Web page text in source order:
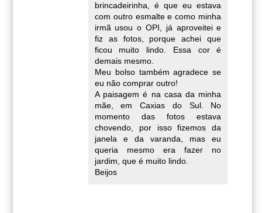
brincadeirinha, é que eu estava
com outro esmalte e como minha
irmã usou o OPI, já aproveitei e
fiz as fotos, porque achei que
ficou muito lindo. Essa cor é
demais mesmo.
Meu bolso também agradece se
eu não comprar outro!
A paisagem é na casa da minha
mãe, em Caxias do Sul. No
momento das fotos estava
chovendo, por isso fizemos da
janela e da varanda, mas eu
queria mesmo era fazer no
jardim, que é muito lindo.
Beijos